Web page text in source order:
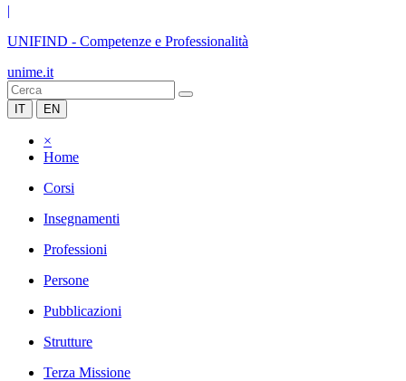
|
UNIFIND - Competenze e Professionalità
unime.it
IT EN
×
Home
Corsi
Insegnamenti
Professioni
Persone
Pubblicazioni
Strutture
Terza Missione